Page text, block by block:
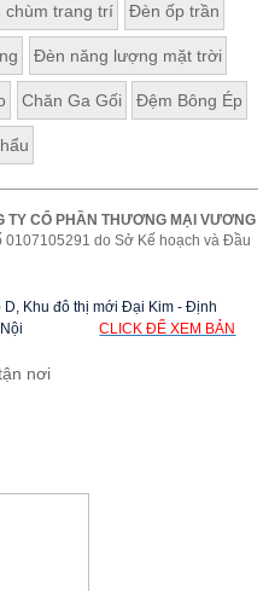
chùm trang trí Đèn ốp trần
Đèn năng lượng mặt trời
Chăn Ga Gối Đệm Bông Ép
TY CỔ PHẦN THƯƠNG MẠI VƯƠNG
0107105291 do Sở Kế hoạch và Đầu
D, Khu đô thị mới Đại Kim - Định
CLICK ĐỂ XEM BẢN
nơi